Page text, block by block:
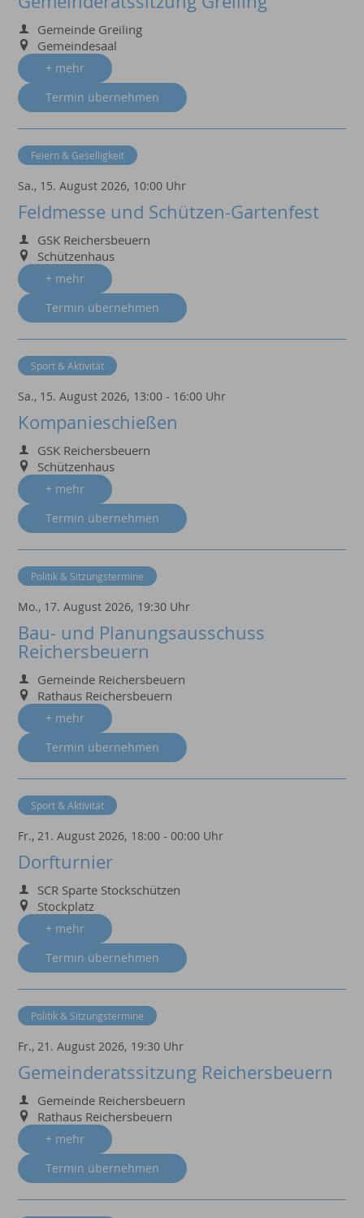
Gemeinde Greiling
Gemeindesaal
+ mehr
Termin übernehmen
Sa., 15. August 2026, 10:00 Uhr
Feldmesse und Schützen-Gartenfest
GSK Reichersbeuern
Schützenhaus
+ mehr
Termin übernehmen
Feiern & Geselligkeit
Sa., 15. August 2026, 13:00 - 16:00 Uhr
Kompanieschießen
GSK Reichersbeuern
Schützenhaus
+ mehr
Termin übernehmen
Sport & Aktivität
Mo., 17. August 2026, 19:30 Uhr
Bau- und Planungsausschuss
Reichersbeuern
Gemeinde Reichersbeuern
Rathaus Reichersbeuern
+ mehr
Termin übernehmen
Politik & Sitzungstermine
Fr., 21. August 2026, 18:00 - 00:00 Uhr
Dorfturnier
SCR Sparte Stockschützen
Stockplatz
+ mehr
Termin übernehmen
Sport & Aktivität
Fr., 21. August 2026, 19:30 Uhr
Gemeinderatssitzung Reichersbeuern
Gemeinde Reichersbeuern
Rathaus Reichersbeuern
+ mehr
Termin übernehmen
Politik & Sitzungstermine